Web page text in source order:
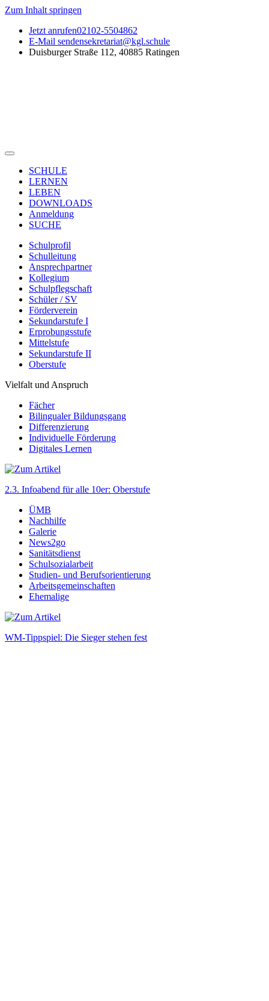
Zum Inhalt springen
Jetzt anrufen02102-5504862
E-Mail sendensekretariat@kgl.schule
Duisburger Straße 112, 40885 Ratingen
SCHULE
LERNEN
LEBEN
DOWNLOADS
Anmeldung
SUCHE
Schulprofil
Schulleitung
Ansprechpartner
Kollegium
Schulpflegschaft
Schüler / SV
Förderverein
Sekundarstufe I
Erprobungsstufe
Mittelstufe
Sekundarstufe II
Oberstufe
Vielfalt und Anspruch
Fächer
Bilingualer Bildungsgang
Differenzierung
Individuelle Förderung
Digitales Lernen
2.3. Infoabend für alle 10er: Oberstufe
ÜMB
Nachhilfe
Galerie
News2go
Sanitätsdienst
Schulsozialarbeit
Studien- und Berufsorientierung
Arbeitsgemeinschaften
Ehemalige
WM-Tippspiel: Die Sieger stehen fest